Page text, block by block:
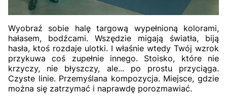
Wyobraź sobie halę targową wypełnioną kolorami,
hałasem, bodźcami. Wszędzie migają światła, biją
hasła, ktoś rozdaje ulotki. I właśnie wtedy Twój wzrok
przykuwa coś zupełnie innego. Stoisko, które nie
krzyczy, nie błyszczy, ale... po prostu przyciąga.
Czyste linie. Przemyślana kompozycja. Miejsce, gdzie
można się zatrzymać i naprawdę porozmawiać.